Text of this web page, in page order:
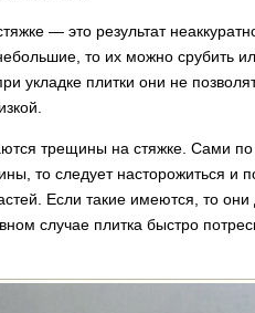
— это результат
то их можно срубить
укладке плитки они не
трещины на стяжке. Сами
то следует насторожиться и
Если такие имеются, то
случае плитка быстро